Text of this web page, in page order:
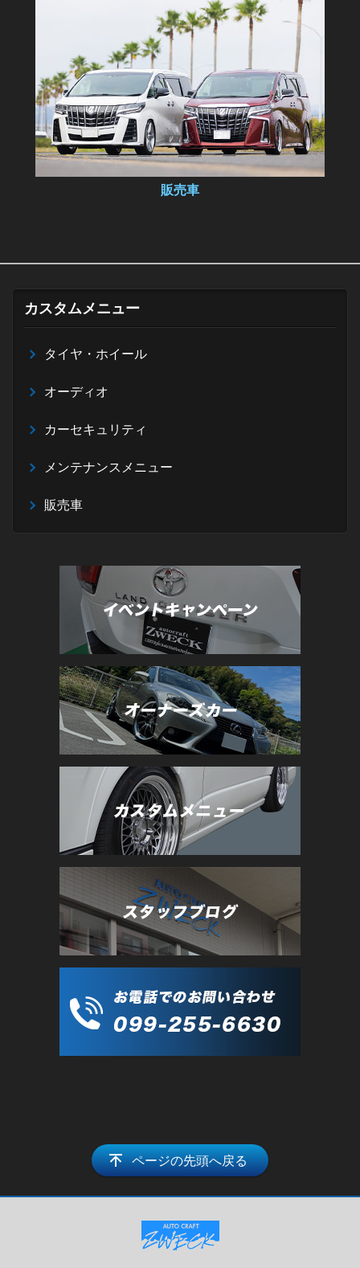
販売車
カスタムメニュー
タイヤ・ホイール
オーディオ
カーセキュリティ
メンテナンスメニュー
販売車
ページの先頭へ戻る